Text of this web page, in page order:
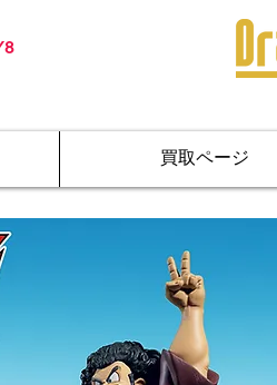
8
買取ページ